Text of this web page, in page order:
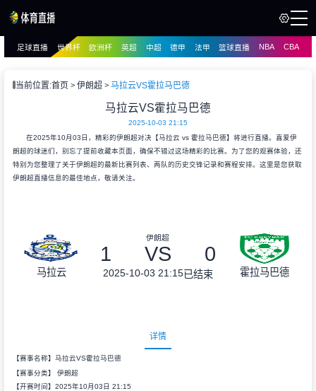
播
足球直播 世界杯 欧洲杯 英超 中超 德甲 法甲 篮球直播 NBA CBA
当前位置:首页 伊朗超 马拉云VS霍拉马巴德
马拉云VS霍拉马巴德
2025-10-03 21:15
在2025年10月03日，精彩的伊朗超对决【马拉云 vs 霍拉马巴德】将进行直播。喜爱伊
朗超的球迷们，别忘了提前收藏本页面，确保不错过这场精彩的比赛。为了您的观赛体验，还
特别为您整理了关于伊朗超的最新比赛列表、两队的历史交锋记录和赛程安排。这里是您获取
伊朗超直播信息的最佳地点，敬请关注。
马拉云
伊朗超
1 VS 0
2025-10-03 21:15已结束 霍拉马巴德
详情
【赛事名称】马拉云VS霍拉马巴德
【赛事分类】 伊朗超
【开赛时间】2025年10月03日 21:15